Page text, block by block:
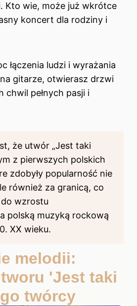
Kto wie, może już wkrótce
koncert dla rodziny i
łączenia ludzi i wyrażania
gitarze, otwierasz drzwi
chwil pełnych pasji i
że utwór „Jest taki
z pierwszych polskich
zdobyły popularność nie
również za granicą, co
do wzrostu
polską muzyką rockową
XX wieku.
melodii:
'Jest taki
twórcy